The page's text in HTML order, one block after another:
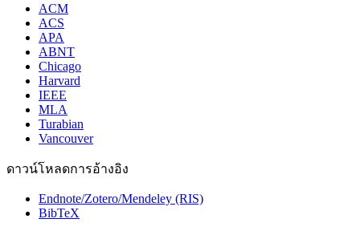
ACM
ACS
APA
ABNT
Chicago
Harvard
IEEE
MLA
Turabian
Vancouver
ดาวน์โหลดการอ้างอิง
Endnote/Zotero/Mendeley (RIS)
BibTeX